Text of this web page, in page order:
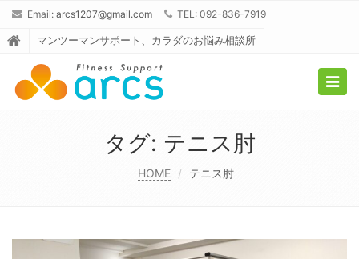
Email: arcs1207@gmail.com TEL: 092-836-7919
マンツーマンサポート、カラダのお悩み相談所
タグ: テニス肘
HOME テニス肘